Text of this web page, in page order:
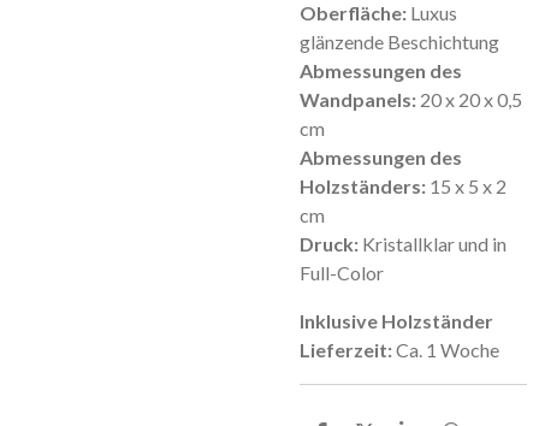
Oberfläche: Luxus
glänzende Beschichtung
Abmessungen des
Wandpanels: 20 x 20 x 0,5
cm
Abmessungen des
Holzständers: 15 x 5 x 2
cm
Druck: Kristallklar und in
Full-Color
Inklusive Holzständer
Lieferzeit:Ca. 1 Woche